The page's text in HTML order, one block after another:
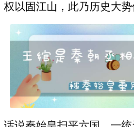
权以固江山，此乃历史大势